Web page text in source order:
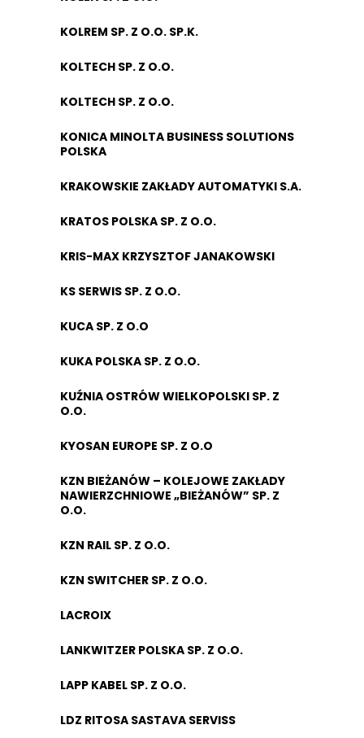
KOLREM SP. Z O.O. SP.K.
KOLTECH SP. Z O.O.
KOLTECH SP. Z O.O.
KONICA MINOLTA BUSINESS SOLUTIONS
POLSKA
KRAKOWSKIE ZAKŁADY AUTOMATYKI S.A.
KRATOS POLSKA SP. Z O.O.
KRIS-MAX KRZYSZTOF JANAKOWSKI
KS SERWIS SP. Z O.O.
KUCA SP. Z O.O
KUKA POLSKA SP. Z O.O.
KUŹNIA OSTRÓW WIELKOPOLSKI SP. Z
O.O.
KYOSAN EUROPE SP. Z O.O
KZN BIEŻANÓW – KOLEJOWE ZAKŁADY
NAWIERZCHNIOWE „BIEŻANÓW” SP. Z
O.O.
KZN RAIL SP. Z O.O.
KZN SWITCHER SP. Z O.O.
LACROIX
LANKWITZER POLSKA SP. Z O.O.
LAPP KABEL SP. Z O.O.
LDZ RITOSA SASTAVA SERVISS